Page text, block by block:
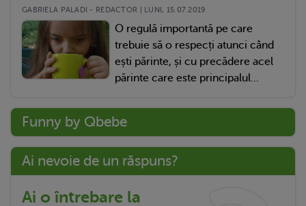
GABRIELA PALADI - REDACTOR | LUNI, 15.07.2019
O regulă importantă pe care
trebuie să o respecți atunci când
ești părinte, și cu precădere acel
părinte care este principalul...
Funny by Qbebe
Ai nevoie de un răspuns?
Ai o întrebare la